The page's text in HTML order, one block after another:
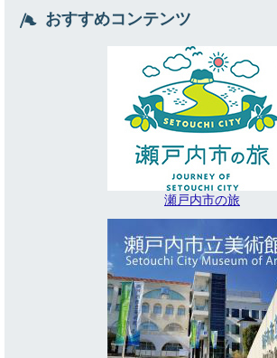
おすすめコンテンツ
瀬戸内市の旅